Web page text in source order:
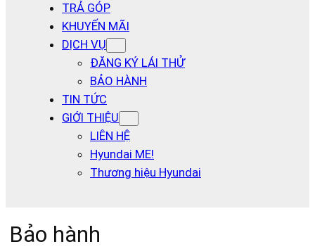
TRẢ GÓP
KHUYẾN MÃI
DỊCH VỤ
ĐĂNG KÝ LÁI THỬ
BẢO HÀNH
TIN TỨC
GIỚI THIỆU
LIÊN HỆ
Hyundai ME!
Thương hiệu Hyundai
Bảo hành